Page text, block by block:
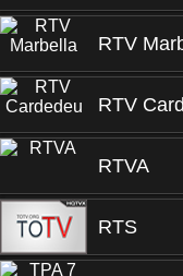
RTV
RTV
RTVA
RTS